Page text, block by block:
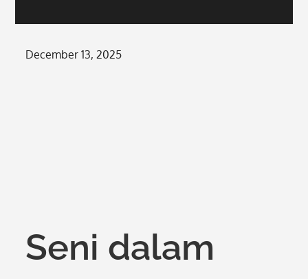
Posted
December 13, 2025
Seni dalam